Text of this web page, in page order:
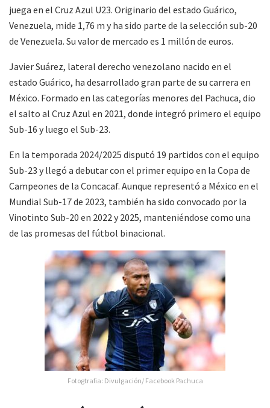
juega en el Cruz Azul U23. Originario del estado Guárico,
Venezuela, mide 1,76 m y ha sido parte de la selección sub-20
de Venezuela. Su valor de mercado es 1 millón de euros.
Javier Suárez, lateral derecho venezolano nacido en el
estado Guárico, ha desarrollado gran parte de su carrera en
México. Formado en las categorías menores del Pachuca, dio
el salto al Cruz Azul en 2021, donde integró primero el equipo
Sub-16 y luego el Sub-23.
En la temporada 2024/2025 disputó 19 partidos con el equipo
Sub-23 y llegó a debutar con el primer equipo en la Copa de
Campeones de la Concacaf. Aunque representó a México en el
Mundial Sub-17 de 2023, también ha sido convocado por la
Vinotinto Sub-20 en 2022 y 2025, manteniéndose como una
de las promesas del fútbol binacional.
Fotogtrafia: Divulgación/ Facebook Pachuca